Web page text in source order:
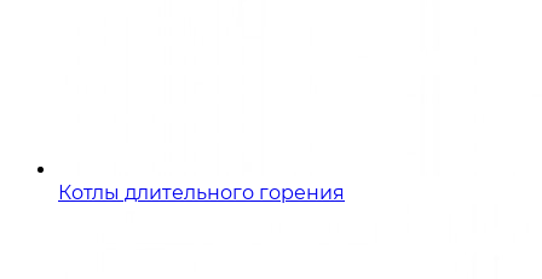
Котлы длительного горения